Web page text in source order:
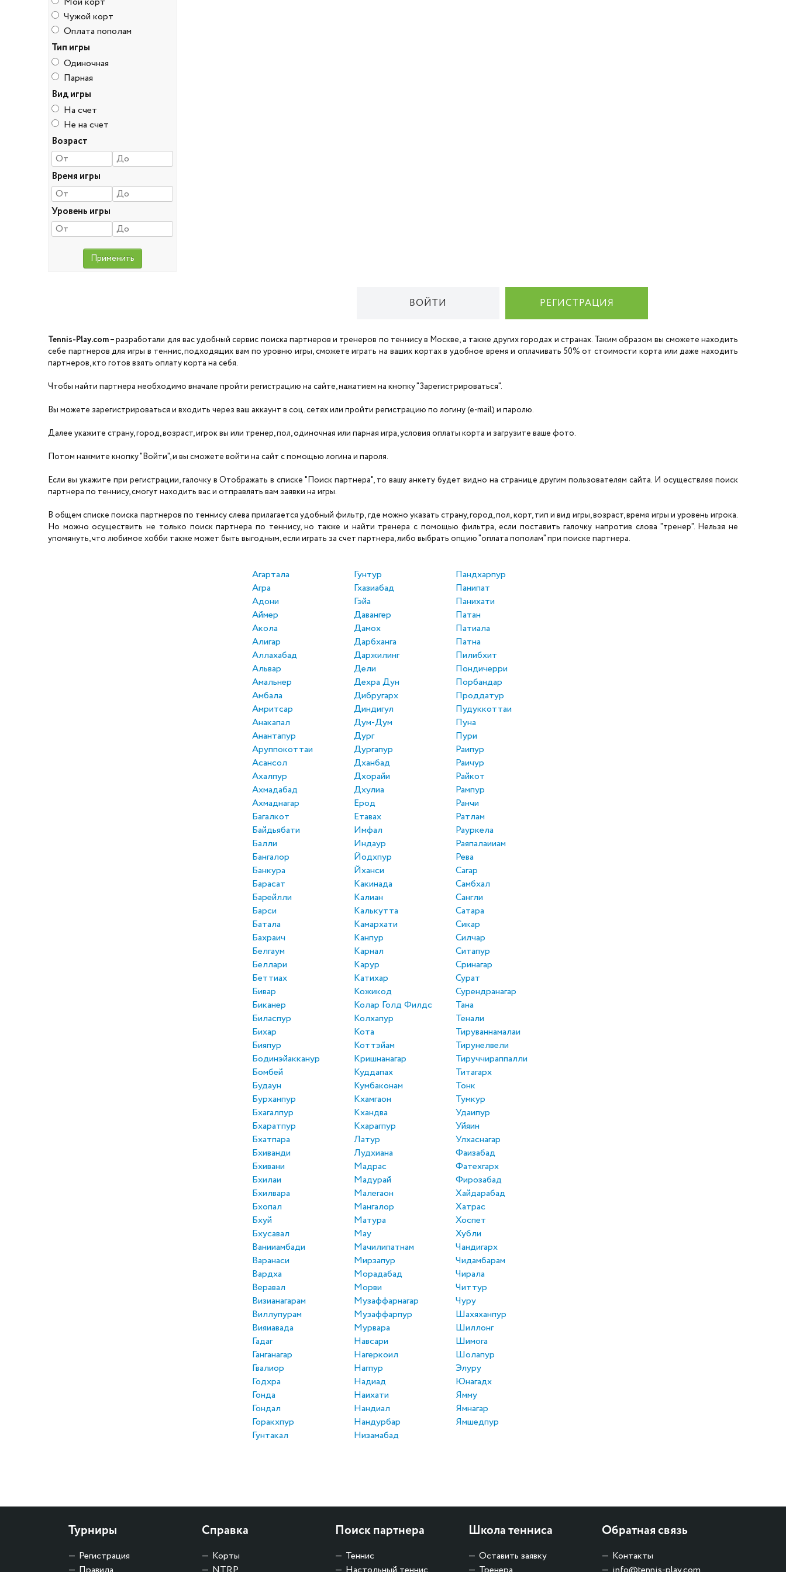
Чужой корт
Оплата пополам
Тип игры
Одиночная
Парная
Вид игры
На счет
Не на счет
Возраст
Время игры
Уровень игры
РЕГИСТРАЦИЯ
ВОЙТИ
Tennis-Play.com– разработали для вас удобный сервис поиска партнеров и тренеров по теннису в Москве, а также других городах и странах. Таким образом вы сможете находить
себе партнеров для игры в теннис, подходящих вам по уровню игры, сможете играть на ваших кортах в удобное время и оплачивать 50% от стоимости корта или даже находить
партнеров, кто готов взять оплату корта на себя.
Чтобы найти партнера необходимо вначале пройти регистрацию на сайте, нажатием на кнопку "Зарегистрироваться".
Вы можете зарегистрироваться и входить через ваш аккаунт в соц. сетях или пройти регистрацию по логину (e-mail) и паролю.
Далее укажите страну, город, возраст, игрок вы или тренер, пол, одиночная или парная игра, условия оплаты корта и загрузите ваше фото.
Потом нажмите кнопку "Войти", и вы сможете войти на сайт с помощью логина и пароля.
Если вы укажите при регистрации, галочку в Отображать в списке "Поиск партнера", то вашу анкету будет видно на странице другим пользователям сайта. И осуществляя поиск
партнера по теннису, смогут находить вас и отправлять вам заявки на игры.
В общем списке поиска партнеров по теннису слева прилагается удобный фильтр, где можно указать страну, город, пол, корт, тип и вид игры, возраст, время игры и уровень игрока.
Но можно осуществить не только поиск партнера по теннису, но также и найти тренера с помощью фильтра, если поставить галочку напротив слова "тренер". Нельзя не
упомянуть, что любимое хобби также может быть выгодным, если играть за счет партнера, либо выбрать опцию "оплата пополам" при поиске партнера.
Агартала
Агра
Адони
Аймер
Акола
Алигар
Аллахабад
Альвар
Амальнер
Амбала
Амритсар
Анакапал
Анантапур
Аруппокоттаи
Асансол
Ахалпур
Ахмадабад
Ахмаднагар
Багалкот
Байдьябати
Балли
Бангалор
Банкура
Барасат
Барейлли
Барси
Батала
Бахраич
Белгаум
Беллари
Беттиах
Бивар
Биканер
Биласпур
Бихар
Бияпур
Бодинэйакканур
Бомбей
Будаун
Бурханпур
Бхагалпур
Бхаратпур
Бхатпара
Бхиванди
Бхивани
Бхилаи
Бхилвара
Бхопал
Бхуй
Бхусавал
Ванииамбади
Варанаси
Вардха
Веравал
Визианагарам
Виллупурам
Вияиавада
Гадаг
Ганганагар
Гвалиор
Годхра
Гонда
Гондал
Горакхпур
Гунтакал
Гунтур
Гхазиабад
Гэйа
Давангер
Дамох
Дарбханга
Даржилинг
Дели
Дехра Дун
Дибругарх
Диндигул
Дум-Дум
Дург
Дургапур
Дханбад
Дхорайи
Дхулиа
Ерод
Етавах
Имфал
Индаур
Йодхпур
Йханси
Какинада
Калиан
Калькутта
Камархати
Канпур
Карнал
Карур
Катихар
Кожикод
Колар Голд Филдс
Колхапур
Кота
Коттэйам
Кришнанагар
Куддапах
Кумбаконам
Кхамгаон
Кхандва
Кхарагпур
Латур
Лудхиана
Мадрас
Мадурай
Малегаон
Мангалор
Матура
Мау
Мачилипатнам
Мирзапур
Морадабад
Морви
Музаффарнагар
Музаффарпур
Мурвара
Навсари
Нагеркоил
Нагпур
Надиад
Наихати
Нандиал
Нандурбар
Низамабад
Пандхарпур
Панипат
Панихати
Патан
Патиала
Патна
Пилибхит
Пондичерри
Порбандар
Проддатур
Пудуккоттаи
Пуна
Пури
Раипур
Раичур
Райкот
Рампур
Ранчи
Ратлам
Рауркела
Раяпалаииам
Рева
Сагар
Самбхал
Сангли
Сатара
Сикар
Силчар
Ситапур
Сринагар
Сурат
Сурендранагар
Тана
Тенали
Тируваннамалаи
Тирунелвели
Тируччираппалли
Титагарх
Тонк
Тумкур
Удаипур
Уйяин
Улхаснагар
Фаизабад
Фатехгарх
Фирозабад
Хайдарабад
Хатрас
Хоспет
Хубли
Чандигарх
Чидамбарам
Чирала
Читтур
Чуру
Шахяханпур
Шиллонг
Шимога
Шолапур
Элуру
Юнагадх
Ямму
Ямнагар
Ямшедпур
Турниры
Регистрация
Справка
Корты
Поиск партнера
Теннис
Школа тенниса
Оставить заявку
Обратная связь
Контакты